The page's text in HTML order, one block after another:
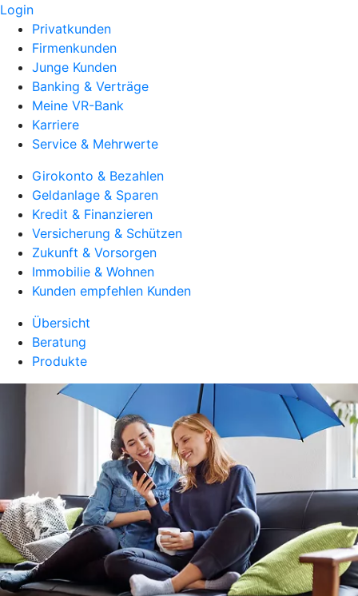
Login
Privatkunden
Firmenkunden
Junge Kunden
Banking & Verträge
Meine VR-Bank
Karriere
Service & Mehrwerte
Girokonto & Bezahlen
Geldanlage & Sparen
Kredit & Finanzieren
Versicherung & Schützen
Zukunft & Vorsorgen
Immobilie & Wohnen
Kunden empfehlen Kunden
Übersicht
Beratung
Produkte